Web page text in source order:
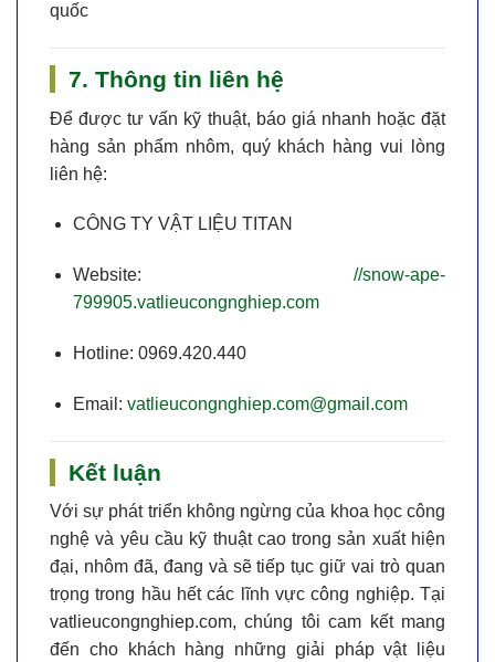
quốc
7. Thông tin liên hệ
Để được tư vấn kỹ thuật, báo giá nhanh hoặc đặt
hàng sản phẩm nhôm, quý khách hàng vui lòng
liên hệ:
CÔNG TY VẬT LIỆU TITAN
Website:
//snow-ape-
799905.vatlieucongnghiep.com
Hotline: 0969.420.440
Email: vatlieucongnghiep.com@gmail.com
Kết luận
Với sự phát triển không ngừng của khoa học công
nghệ và yêu cầu kỹ thuật cao trong sản xuất hiện
đại, nhômđã, đang và sẽ tiếp tục giữ vai trò quan
trọng trong hầu hết các lĩnh vực công nghiệp. Tại
vatlieucongnghiep.com, chúng tôi cam kết mang
đến cho khách hàng những giải pháp vật liệu